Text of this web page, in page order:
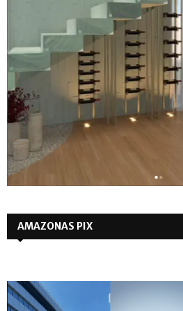
AMAZONAS PIX